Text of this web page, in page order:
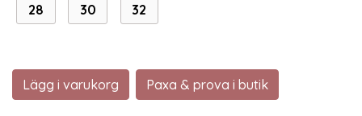
28 30 32
Lägg i varukorg Paxa & prova i butik